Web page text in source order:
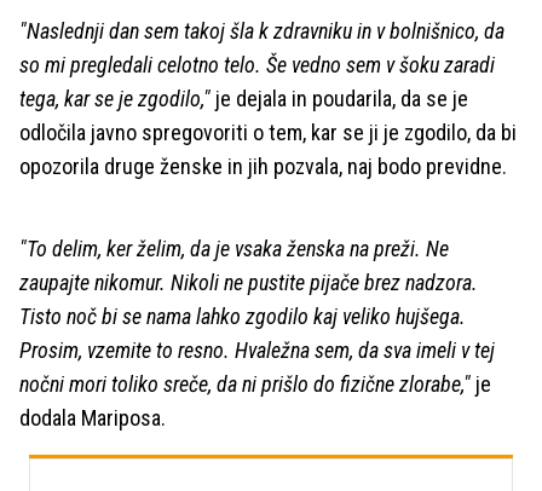
"Naslednji dan sem takoj šla k zdravniku in v bolnišnico, da
so mi pregledali celotno telo. Še vedno sem v šoku zaradi
tega, kar se je zgodilo," je dejala in poudarila, da se je
odločila javno spregovoriti o tem, kar se ji je zgodilo, da bi
opozorila druge ženske in jih pozvala, naj bodo previdne.
"To delim, ker želim, da je vsaka ženska na preži. Ne
zaupajte nikomur. Nikoli ne pustite pijače brez nadzora.
Tisto noč bi se nama lahko zgodilo kaj veliko hujšega.
Prosim, vzemite to resno. Hvaležna sem, da sva imeli v tej
nočni mori toliko sreče, da ni prišlo do fizične zlorabe," je
dodala Mariposa.